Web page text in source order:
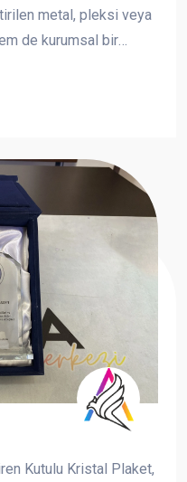
metal, pleksi veya
de kurumsal bir
bu ürünler, değerli
Kutulu Kristal Plaket,